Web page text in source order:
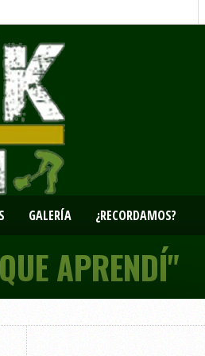
GALERÍA ¿RECORDAMOS?
APRENDÍ"